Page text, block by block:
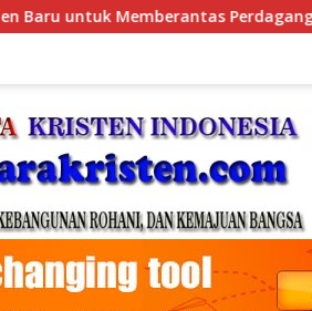
di Era Digital